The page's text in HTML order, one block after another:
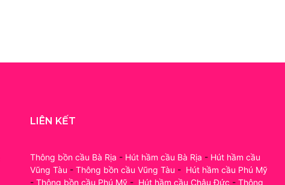
LIÊN KẾT
Thông bồn cầu Bà Rịa - Hút hầm cầu Bà Rịa - Hút hầm cầu
Vũng Tàu - Thông bồn cầu Vũng Tàu - Hút hầm cầu Phú Mỹ
- Thông bồn cầu Phú Mỹ - Hút hầm cầu Châu Đức - Thông